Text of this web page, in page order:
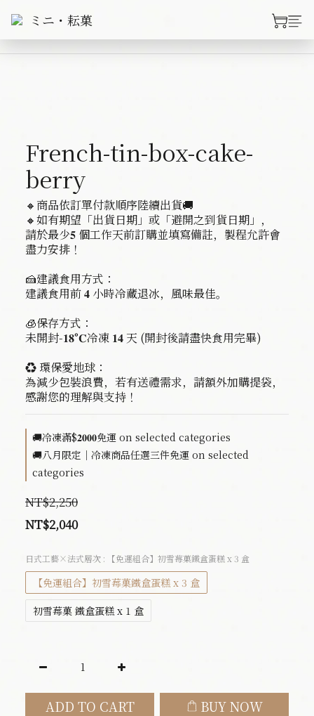
French-tin-box-cake-
berry
🔸商品依訂單付款順序陸續出貨🚚
🔸如有期望「出貨日期」或「避開之到貨日期」，
請於最少𝟓 個工作天前訂購並填寫備註，製程允許會
盡力安排！
🍰建議食用方式：
建議食用前 𝟒 小時冷藏退冰，風味最佳。
🧊保存方式：
未開封-𝟏𝟖°𝐂冷凍 𝟏𝟒 天 (開封後請盡快食用完畢)
♻️ 環保愛地球：
為減少包裝浪費，若有送禮需求，請額外加購提袋，
感謝您的理解與支持！
🚚冷凍滿$𝟐𝟎𝟎𝟎免運 on selected categories
🚚八月限定｜冷凍商品任選三件免運 on selected
categories
NT$2,250
NT$2,040
日式工藝×法式層次 : 【免運組合】初雪莓菓鐵盒蛋糕 x 3 盒
【免運組合】初雪莓菓鐵盒蛋糕 x 3 盒
初雪莓菓 鐵盒蛋糕 x 1 盒
ADD TO CART BUY NOW